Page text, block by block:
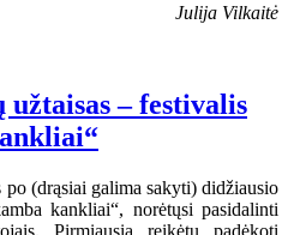
Julija Vilkaitė
– festivalis
(drąsiai galima sakyti) didžiausio
kankliai“, norėtųsi pasidalinti
Pirmiausia reikėtų padėkoti